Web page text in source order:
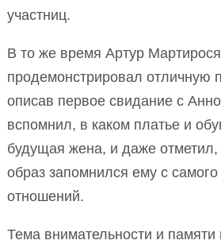
участниц.
В то же время Артур
продемонстрировал отличную
описав первое свидание с
вспомнил, в каком платье и
будущая жена, и даже отметил,
образ запомнился ему с
отношений.
Тема внимательности и